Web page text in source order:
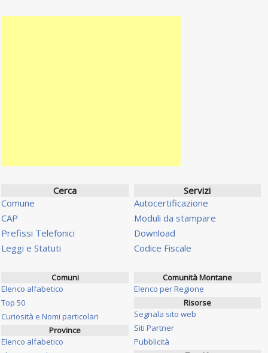
Cerca
Comune
CAP
Prefissi Telefonici
Leggi e Statuti
Servizi
Autocertificazione
Moduli da stampare
Download
Codice Fiscale
Comuni
Elenco alfabetico
Top 50
Curiosità e Nomi particolari
Province
Elenco alfabetico
Comunità Montane
Elenco per Regione
Risorse
Segnala sito web
Siti Partner
Pubblicità